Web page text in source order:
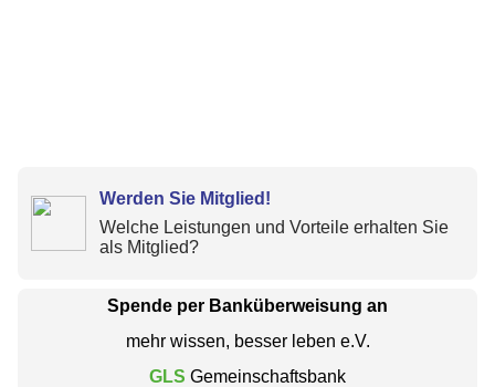
Werden Sie Mitglied!
Welche Leistungen und Vorteile erhalten Sie
als Mitglied?
Spende per Banküberweisung an
mehr wissen, besser leben e.V.
GLS Gemeinschaftsbank